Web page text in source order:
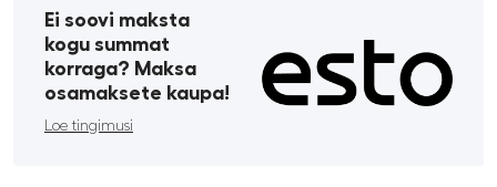
Ei soovi maksta
kogu summat
korraga? Maksa
osamaksete kaupa!
Loe tingimusi